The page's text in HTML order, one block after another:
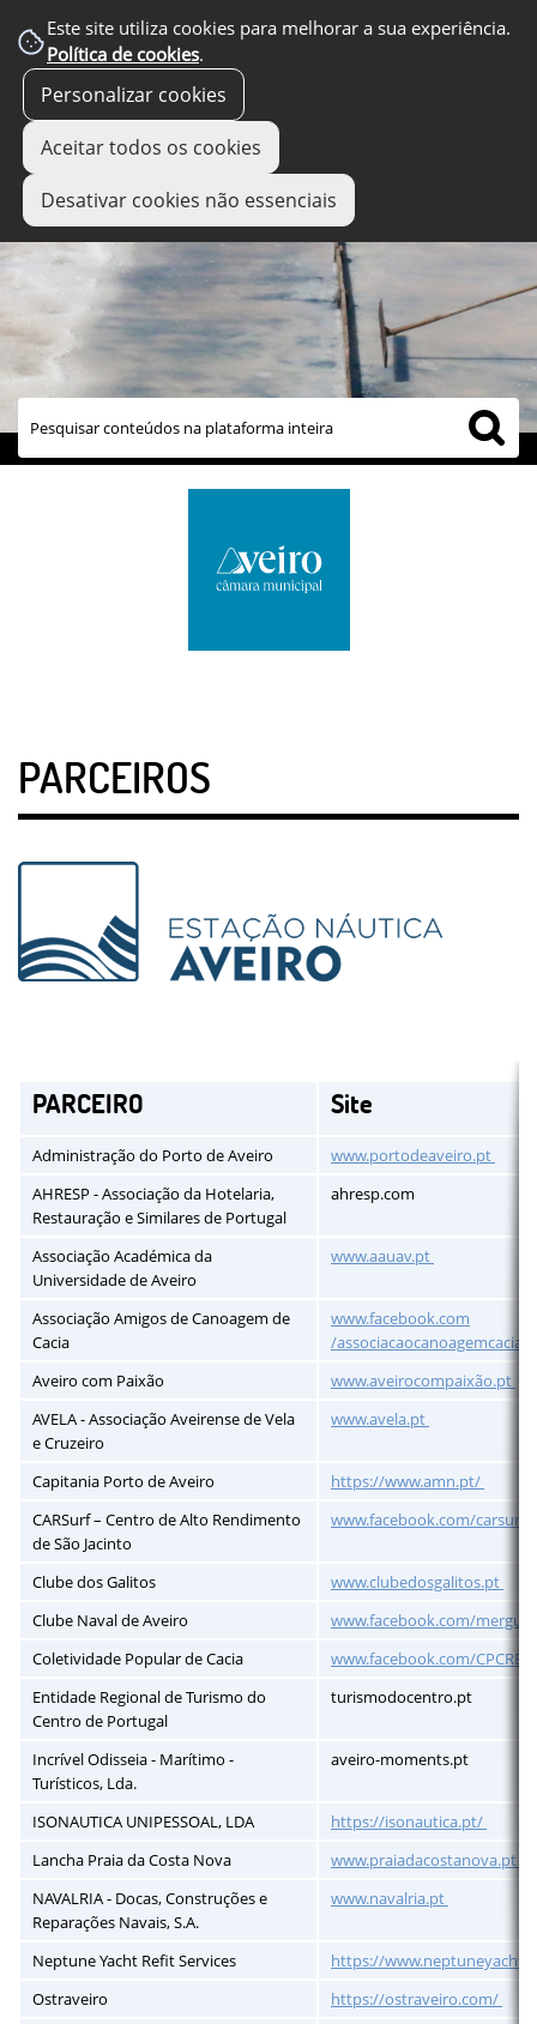
Este site utiliza cookies para melhorar a sua experiência.
Política de cookies.
Personalizar cookies
Aceitar todos os cookies
Desativar cookies não essenciais
links úteis
PARCEIROS
PARCEIRO Site
Administração do Porto de Aveiro
www.portodeaveiro.pt
AHRESP - Associação da Hotelaria,
Restauração e Similares de Portugal
ahresp.com
Associação Académica da
Universidade de Aveiro
www.aauav.pt
Associação Amigos de Canoagem de
Cacia
www.facebook.com
/associacaocanoagemcacia
Aveiro com Paixão
www.aveirocompaixão.pt
AVELA - Associação Aveirense de Vela
e Cruzeiro
www.avela.pt
Capitania Porto de Aveiro
https://www.amn.pt/
CARSurf – Centro de Alto Rendimento
de São Jacinto
www.facebook.com/
Clube dos Galitos
www.clubedosgalitos.pt
Clube Naval de Aveiro
www.facebook.com/
Coletividade Popular de Cacia
www.facebook.com/
Entidade Regional de Turismo do
Centro de Portugal
turismodocentro.pt
Incrível Odisseia - Marítimo -
Turísticos, Lda.
aveiro-moments.pt
ISONAUTICA UNIPESSOAL, LDA
https://isonautica.pt/
Lancha Praia da Costa Nova
www.praiadacostanova.pt
NAVALRIA - Docas, Construções e
Reparações Navais, S.A.
www.navalria.pt
Neptune Yacht Refit Services
https://
Ostraveiro
https://ostraveiro.com/